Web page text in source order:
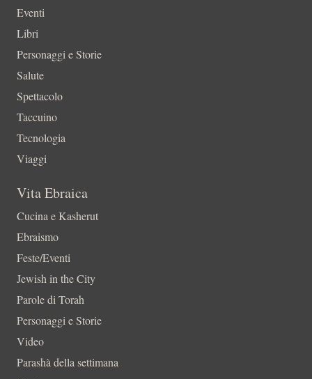
Eventi
Libri
Personaggi e Storie
Salute
Spettacolo
Taccuino
Tecnologia
Viaggi
Vita Ebraica
Cucina e Kasherut
Ebraismo
Feste/Eventi
Jewish in the City
Parole di Torah
Personaggi e Storie
Video
Parashà della settimana